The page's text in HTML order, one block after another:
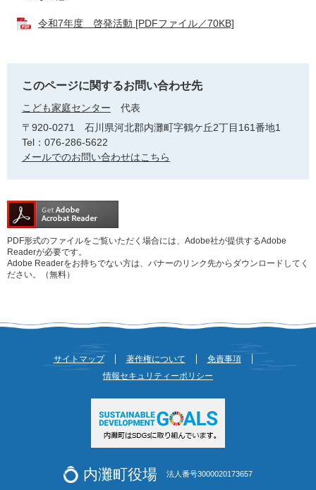
令和7年度 啓発活動 [PDFファイル／70KB]
このページに関するお問い合わせ先
こども家庭センター
代表
〒920-0271
石川県河北郡内灘町字鶴ケ丘2丁目161番地1
Tel：076-286-5622
メールでのお問い合わせはこちら
PDF形式のファイルをご覧いただく場合には、Adobe社が提供するAdobe
Readerが必要です。
Adobe Readerをお持ちでない方は、バナーのリンク先からダウンロードしてく
ださい。（無料）
サイトマップ 著作権について
免責事項
情報セキュリティーポリシー
内灘町役場 法人番号3000020173657